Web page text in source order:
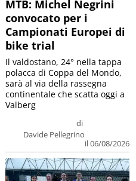
MTB: Michel Negrini
convocato per i
Campionati Europei di
bike trial
di
Davide Pellegrino
il 06/08/2026
Il valdostano, 24° nella tappa
polacca di Coppa del Mondo,
sarà al via della rassegna
continentale che scatta oggi a
Valberg